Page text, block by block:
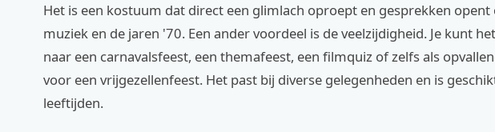
Het is een kostuum dat direct een glimlach oproept en gesprekken opent
muziek en de jaren '70. Een ander voordeel is de veelzijdigheid. Je kunt
naar een carnavalsfeest, een themafeest, een filmquiz of zelfs als
voor een vrijgezellenfeest. Het past bij diverse gelegenheden en is
leeftijden.